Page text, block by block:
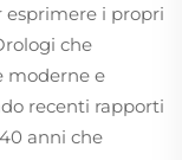
i propri
che
moderne e
recenti rapporti
anni che